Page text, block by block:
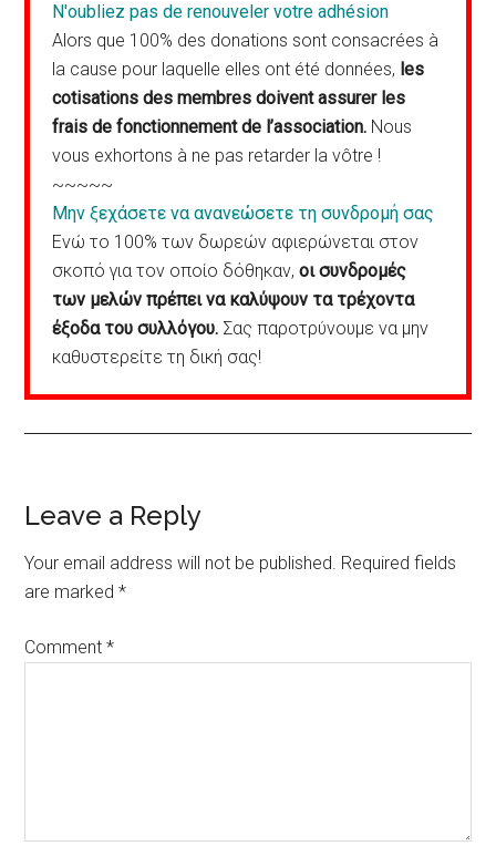
N'oubliez pas de renouveler votre adhésion
Alors que 100% des donations sont consacrées à
la cause pour laquelle elles ont été données, les
cotisations des membres doivent assurer les
frais de fonctionnement de l’association. Nous
vous exhortons à ne pas retarder la vôtre !
~~~~~
Μην ξεχάσετε να ανανεώσετε τη συνδρομή σας
Ενώ το 100% των δωρεών αφιερώνεται στον
σκοπό για τον οποίο δόθηκαν,οι συνδρομές
των μελών πρέπει να καλύψουν τα τρέχοντα
έξοδα του συλλόγου. Σας παροτρύνουμε να μην
καθυστερείτε τη δική σας!
Reader
Interactions
Leave a Reply
Your email address will not be published. Required fields
are marked*
Comment*